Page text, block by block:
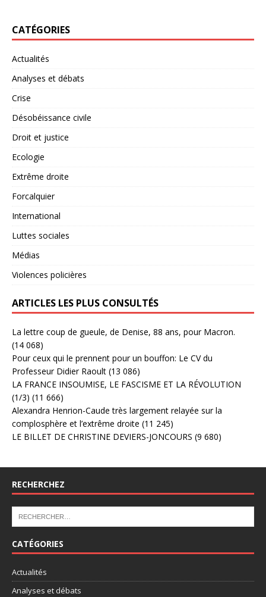
CATÉGORIES
Actualités
Analyses et débats
Crise
Désobéissance civile
Droit et justice
Ecologie
Extrême droite
Forcalquier
International
Luttes sociales
Médias
Violences policières
ARTICLES LES PLUS CONSULTÉS
La lettre coup de gueule, de Denise, 88 ans, pour Macron.
(14 068)
Pour ceux qui le prennent pour un bouffon: Le CV du
Professeur Didier Raoult (13 086)
LA FRANCE INSOUMISE, LE FASCISME ET LA RÉVOLUTION
(1/3) (11 666)
Alexandra Henrion-Caude très largement relayée sur la
complosphère et l’extrême droite (11 245)
LE BILLET DE CHRISTINE DEVIERS-JONCOURS (9 680)
RECHERCHEZ
CATÉGORIES
Actualités
Analyses et débats